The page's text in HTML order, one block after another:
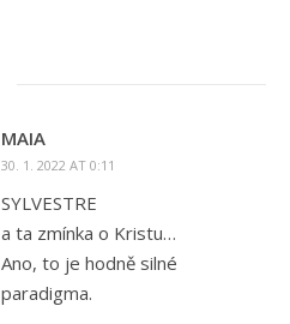
MAIA
30. 1. 2022 AT 0:11
SYLVESTRE
a ta zmínka o Kristu…
Ano, to je hodně silné
paradigma.